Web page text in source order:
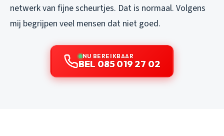
netwerk van fijne scheurtjes. Dat is normaal. Volgens
mij begrijpen veel mensen dat niet goed.
NU BEREIKBAAR
BEL 085 019 27 02